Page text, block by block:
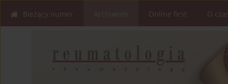
Bieżący numer Online first O